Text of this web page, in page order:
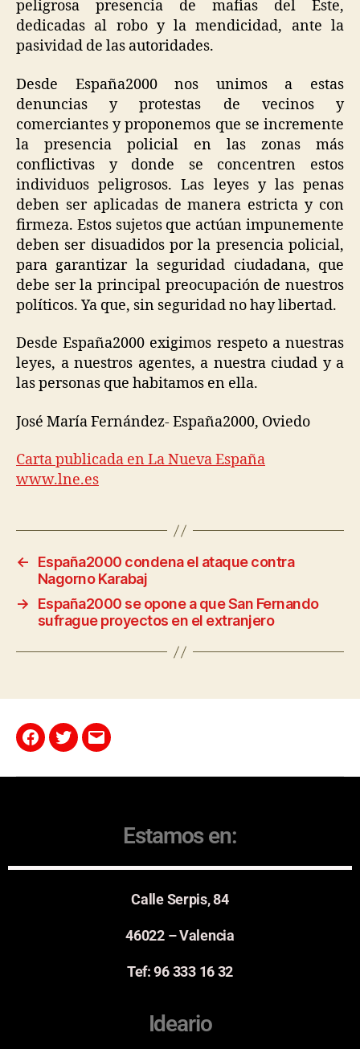
peligrosa presencia de mafias del Este,
dedicadas al robo y la mendicidad, ante la
pasividad de las autoridades.
Desde España2000 nos unimos a estas
denuncias y protestas de vecinos y
comerciantes y proponemos que se incremente
la presencia policial en las zonas más
conflictivas y donde se concentren estos
individuos peligrosos. Las leyes y las penas
deben ser aplicadas de manera estricta y con
firmeza. Estos sujetos que actúan impunemente
deben ser disuadidos por la presencia policial,
para garantizar la seguridad ciudadana, que
debe ser la principal preocupación de nuestros
políticos. Ya que, sin seguridad no hay libertad.
Desde España2000 exigimos respeto a nuestras
leyes, a nuestros agentes, a nuestra ciudad y a
las personas que habitamos en ella.
José María Fernández- España2000, Oviedo
Carta publicada en La Nueva España
www.lne.es
←
España2000 condena el ataque contra
Nagorno Karabaj
→
España2000 se opone a que San Fernando
sufrague proyectos en el extranjero
Estamos en:
Calle Serpis, 84
46022 – Valencia
Tef: 96 333 16 32
Ideario